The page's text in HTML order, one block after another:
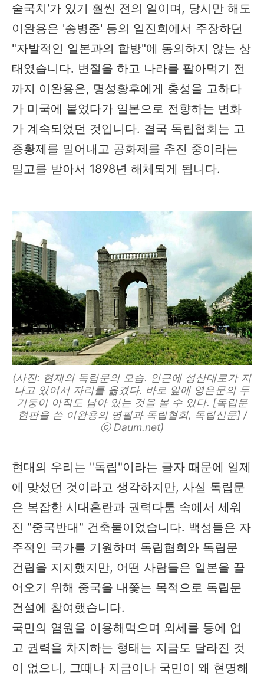
술국치'가 있기 훨씬 전의 일이며, 당시만 해도
이완용은 '송병준' 등의 일진회에서 주장하던
"자발적인 일본과의 합방"에 동의하지 않는 상
태였습니다. 변절을 하고 나라를 팔아먹기 전
까지 이완용은, 명성황후에게 충성을 고하다
가 미국에 붙었다가 일본으로 전향하는 변화
가 계속되었던 것입니다. 결국 독립협회는 고
종황제를 밀어내고 공화제를 추진 중이라는
밀고를 받아서 1898년 해체되게 됩니다.
(사진: 현재의 독립문의 모습. 인근에 성산대로가 지
나고 있어서 자리를 옮겼다. 바로 앞에 영은문의 두
기둥이 아직도 남아 있는 것을 볼 수 있다. [독립문
현판을 쓴 이완용의 명필과 독립협회, 독립신문] /
ⓒ Daum.net)
현대의 우리는 "독립"이라는 글자 때문에 일제
에 맞섰던 것이라고 생각하지만, 사실 독립문
은 복잡한 시대혼란과 권력다툼 속에서 세워
진 "중국반대" 건축물이었습니다. 백성들은 자
주적인 국가를 기원하며 독립협회와 독립문
건립을 지지했지만, 어떤 사람들은 일본을 끌
어오기 위해 중국을 내쫓는 목적으로 독립문
건설에 참여했습니다.
국민의 염원을 이용해먹으며 외세를 등에 업
고 권력을 차지하는 형태는 지금도 달라진 것
이 없으니, 그때나 지금이나 국민이 왜 현명해